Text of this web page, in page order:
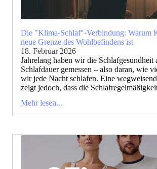
Die "Klima-Schlaf"-Verbindung: Warum
neue Grenze des Wohlbefindens ist
18. Februar 2026
Jahrelang haben wir die Schlafgesundheit
Schlafdauer gemessen – also daran, wie
wir jede Nacht schlafen. Eine
zeigt jedoch, dass die
Mehr lesen...